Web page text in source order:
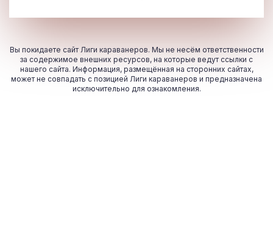
Вы покидаете сайт Лиги караванеров. Мы не несём ответственности
за содержимое внешних ресурсов, на которые ведут ссылки с
нашего сайта. Информация, размещённая на сторонних сайтах,
может не совпадать с позицией Лиги караванеров и предназначена
исключительно для ознакомления.